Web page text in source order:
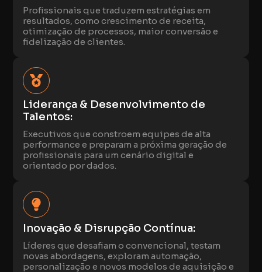
Profissionais que traduzem estratégias em
resultados, como crescimento de receita,
otimização de processos, maior conversão e
fidelização de clientes.
Liderança & Desenvolvimento de
Talentos:
Executivos que constroem equipes de alta
performance e preparam a próxima geração de
profissionais para um cenário digital e
orientado por dados.
Inovação & Disrupção Contínua:
Líderes que desafiam o convencional, testam
novas abordagens, exploram automação,
personalização e novos modelos de aquisição e